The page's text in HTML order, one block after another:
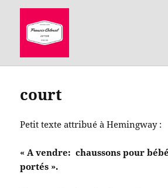
court
Petit texte attribué à Hemingway :
« A vendre: chaussons pour
portés ».